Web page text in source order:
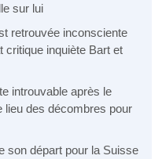
sur lui
retrouvée inconsciente
inquiète Bart et
introuvable après le
lieu des décombres pour
son départ pour la Suisse